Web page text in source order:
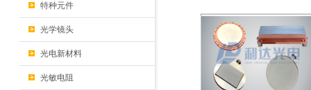
特种元件
光学镜头
光电新材料
光敏电阻